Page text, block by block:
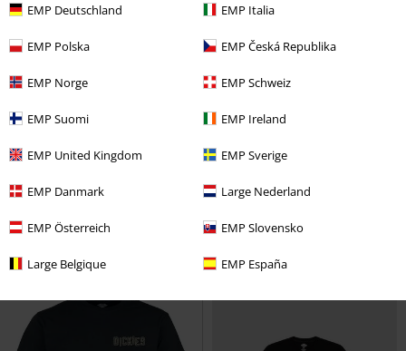
EMP Deutschland EMP Italia
EMP Polska EMP Česká Republika
EMP Norge EMP Schweiz
EMP Suomi EMP Ireland
EMP United Kingdom EMP Sverige
EMP Danmark Large Nederland
EMP Österreich EMP Slovensko
Large Belgique EMP España
-20%
Bijna uitverkocht
€ 41,99
T-shirt
% Bijna uitverkocht
€ 30,99
shirt